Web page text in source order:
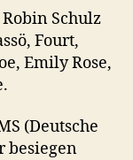
Schulz
Fourt,
Emily Rose,
(Deutsche
besiegen